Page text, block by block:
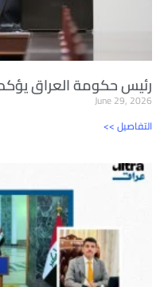
رئيس حكومة العراق
June 29, 2026
<< التفاصيل